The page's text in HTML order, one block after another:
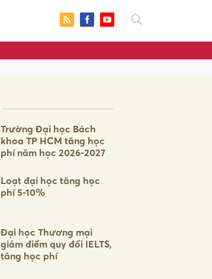
Trường Đại học Bách
khoa TP HCM tăng học
phí năm học 2026-2027
Loạt đại học tăng học
phí 5-10%
Đại học Thương mại
giảm điểm quy đổi IELTS,
tăng học phí